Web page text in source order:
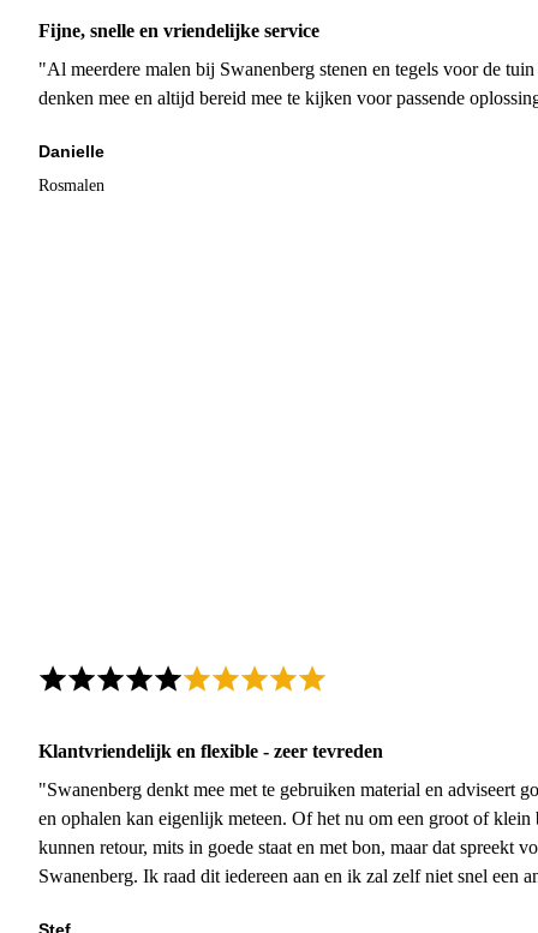
Fijne, snelle en vriendelijke service
"Al meerdere malen bij Swanenberg stenen en tegels voor de
denken mee en altijd bereid mee te kijken voor passende
Danielle
Rosmalen
Klantvriendelijk en flexible - zeer tevreden
"Swanenberg denkt mee met te gebruiken material en adviseert
en ophalen kan eigenlijk meteen. Of het nu om een groot of
kunnen retour, mits in goede staat en met bon, maar dat spreekt
Swanenberg. Ik raad dit iedereen aan en ik zal zelf niet snel een